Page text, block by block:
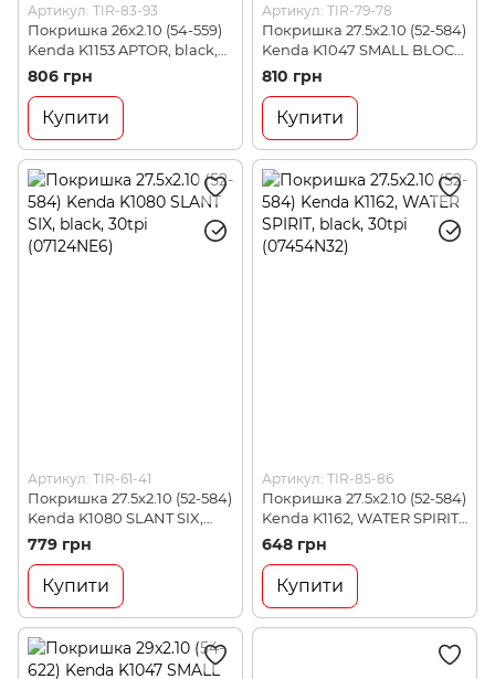
Артикул: TIR-83-93
Покришка 26x2.10 (54-559)
Kenda K1153 APTOR, black,
30tpi (07514N25)
806 грн
Купити
Артикул: TIR-79-78
Покришка 27.5x2.10 (52-584)
Kenda K1047 SMALL BLOCK
EIGHT, black, 30tpi
(070L4N74)
810 грн
Купити
Артикул: TIR-61-41
Покришка 27.5x2.10 (52-584)
Kenda K1080 SLANT SIX,
black, 30tpi (07124NE6)
779 грн
Купити
Артикул: TIR-85-86
Покришка 27.5x2.10 (52-584)
Kenda K1162, WATER SPIRIT,
black, 30tpi (07454N32)
648 грн
Купити